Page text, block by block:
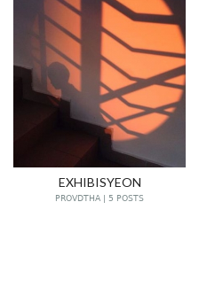
EXHIBISYEON
PROVDTHA | 5 POSTS